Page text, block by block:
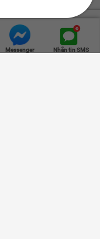
Messenger Nhắn tin SMS
Giỏ hàng Lên đầu